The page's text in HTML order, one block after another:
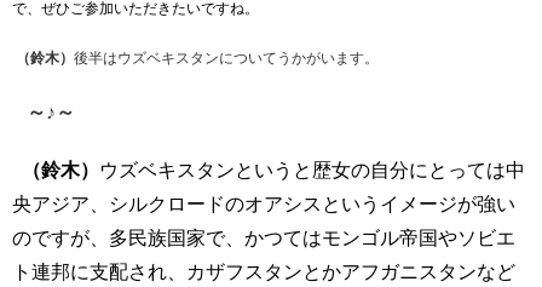
で、ぜひご参加いただきたいですね。
（鈴木） 後半はウズベキスタンについてうかがいます。
～♪～
（鈴木）
ウズベキスタンというと歴女の自分にとっては中
央アジア、シルクロードのオアシスというイメージが強い
のですが、多民族国家で、かつてはモンゴル帝国やソビエ
ト連邦に支配され、カザフスタンとかアフガニスタンなど